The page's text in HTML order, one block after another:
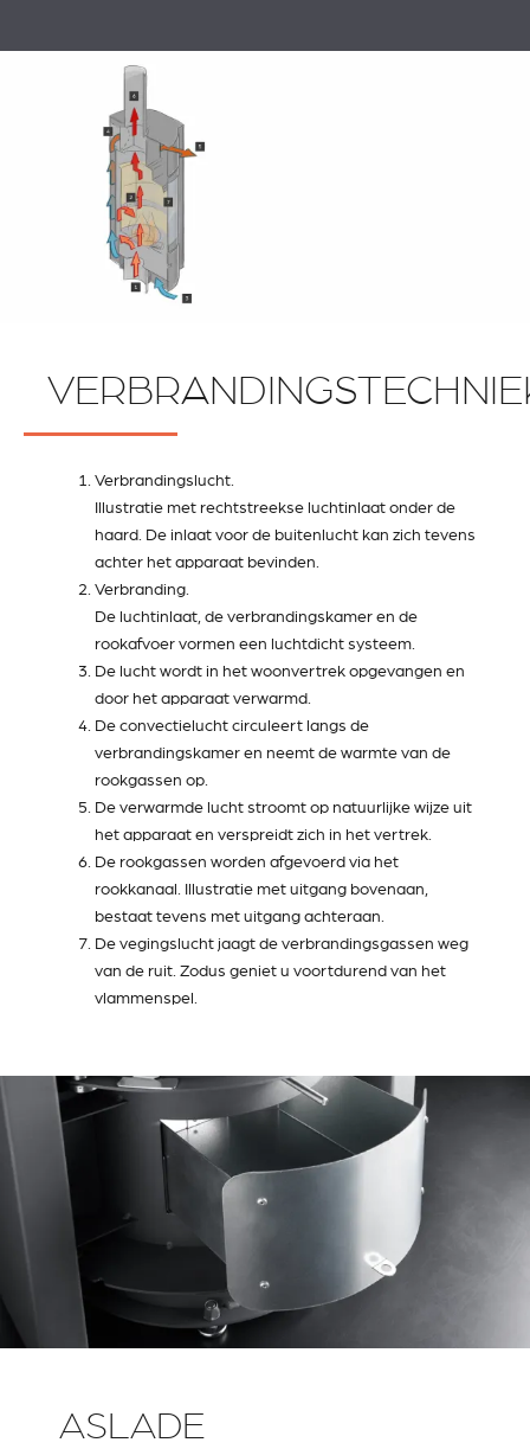
Verbrandingslucht.
Illustratie met rechtstreekse luchtinlaat onder de
haard. De inlaat voor de buitenlucht kan zich tevens
achter het apparaat bevinden.
Verbranding.
De luchtinlaat, de verbrandingskamer en de
rookafvoer vormen een luchtdicht systeem.
De lucht wordt in het woonvertrek opgevangen en
door het apparaat verwarmd.
De convectielucht circuleert langs de
verbrandingskamer en neemt de warmte van de
rookgassen op.
De verwarmde lucht stroomt op natuurlijke wijze uit
het apparaat en verspreidt zich in het vertrek.
De rookgassen worden afgevoerd via het
rookkanaal. Illustratie met uitgang bovenaan,
bestaat tevens met uitgang achteraan.
De vegingslucht jaagt de verbrandingsgassen weg
van de ruit. Zodus geniet u voortdurend van het
vlammenspel.
ASLADE